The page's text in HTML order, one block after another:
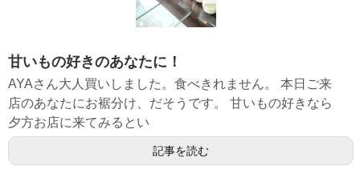
甘いもの好きのあなたに！
AYAさん大人買いしました。食べきれません。 本日ご来
店のあなたにお裾分け、だそうです。 甘いもの好きなら
夕方お店に来てみるとい
記事を読む